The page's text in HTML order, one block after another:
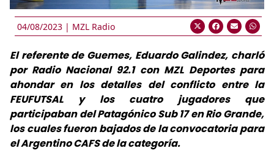
04/08/2023 | MZL Radio
El referente de Guemes, Eduardo Galindez, charló
por Radio Nacional 92.1 con MZL Deportes para
ahondar en los detalles del conflicto entre la
FEUFUTSAL y los cuatro jugadores que
participaban del Patagónico Sub 17 en Rio Grande,
los cuales fueron bajados de la convocatoria para
el Argentino CAFS de la categoría.